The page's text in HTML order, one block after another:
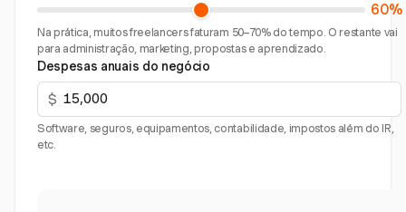
60%
Na prática, muitos freelancers faturam 50–70% do tempo. O restante vai
para administração, marketing, propostas e aprendizado.
Despesas anuais do negócio
$
Software, seguros, equipamentos, contabilidade, impostos além do IR,
etc.